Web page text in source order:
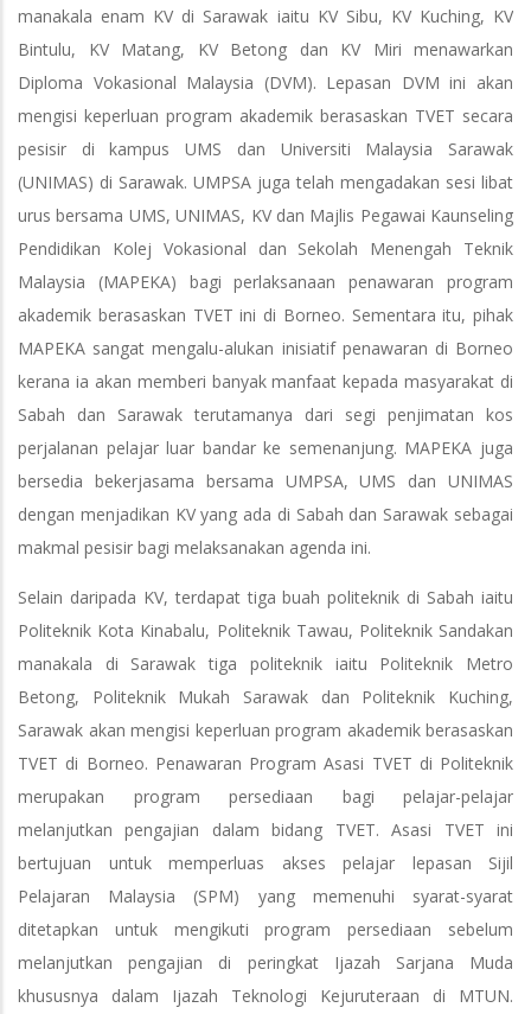
manakala enam KV di Sarawak iaitu KV Sibu, KV Kuching, KV
Bintulu, KV Matang, KV Betong dan KV Miri menawarkan
Diploma Vokasional Malaysia (DVM). Lepasan DVM ini akan
mengisi keperluan program akademik berasaskan TVET secara
pesisir di kampus UMS dan Universiti Malaysia Sarawak
(UNIMAS) di Sarawak. UMPSA juga telah mengadakan sesi libat
urus bersama UMS, UNIMAS, KV dan Majlis Pegawai Kaunseling
Pendidikan Kolej Vokasional dan Sekolah Menengah Teknik
Malaysia (MAPEKA) bagi perlaksanaan penawaran program
akademik berasaskan TVET ini di Borneo. Sementara itu, pihak
MAPEKA sangat mengalu-alukan inisiatif penawaran di Borneo
kerana ia akan memberi banyak manfaat kepada masyarakat di
Sabah dan Sarawak terutamanya dari segi penjimatan kos
perjalanan pelajar luar bandar ke semenanjung. MAPEKA juga
bersedia bekerjasama bersama UMPSA, UMS dan UNIMAS
dengan menjadikan KV yang ada di Sabah dan Sarawak sebagai
makmal pesisir bagi melaksanakan agenda ini.
Selain daripada KV, terdapat tiga buah politeknik di Sabah iaitu
Politeknik Kota Kinabalu, Politeknik Tawau, Politeknik Sandakan
manakala di Sarawak tiga politeknik iaitu Politeknik Metro
Betong, Politeknik Mukah Sarawak dan Politeknik Kuching,
Sarawak akan mengisi keperluan program akademik berasaskan
TVET di Borneo. Penawaran Program Asasi TVET di Politeknik
merupakan program persediaan bagi pelajar-pelajar
melanjutkan pengajian dalam bidang TVET. Asasi TVET ini
bertujuan untuk memperluas akses pelajar lepasan Sijil
Pelajaran Malaysia (SPM) yang memenuhi syarat-syarat
ditetapkan untuk mengikuti program persediaan sebelum
melanjutkan pengajian di peringkat Ijazah Sarjana Muda
khususnya dalam Ijazah Teknologi Kejuruteraan di MTUN.